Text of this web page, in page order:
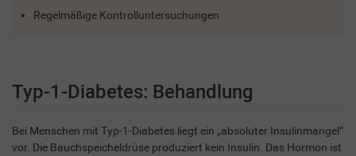
Regelmäßige Kontrolluntersuchungen
Typ-1-Diabetes: Behandlung
Bei Menschen mit Typ-1-Diabetes liegt ein „absoluter Insulinmangel“
vor. Die Bauchspeicheldrüse produziert kein Insulin. Das Hormon ist